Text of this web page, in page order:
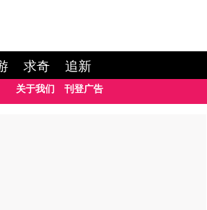
求奇 追新
关于我们 刊登广告